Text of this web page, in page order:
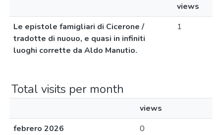
views
Le epistole famigliari di Cicerone /
tradotte di nuouo, e quasi in infiniti
luoghi corrette da Aldo Manutio.
1
Total visits per month
views
febrero 2026
0